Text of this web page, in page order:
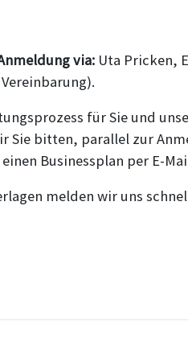
via: Uta Pricken,
für Sie und
Sie bitten, parallel zur
Businessplan per E-
melden wir uns